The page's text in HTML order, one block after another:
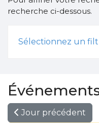
recherche ci-dessous.
Sélectionnez un
Jour précédent